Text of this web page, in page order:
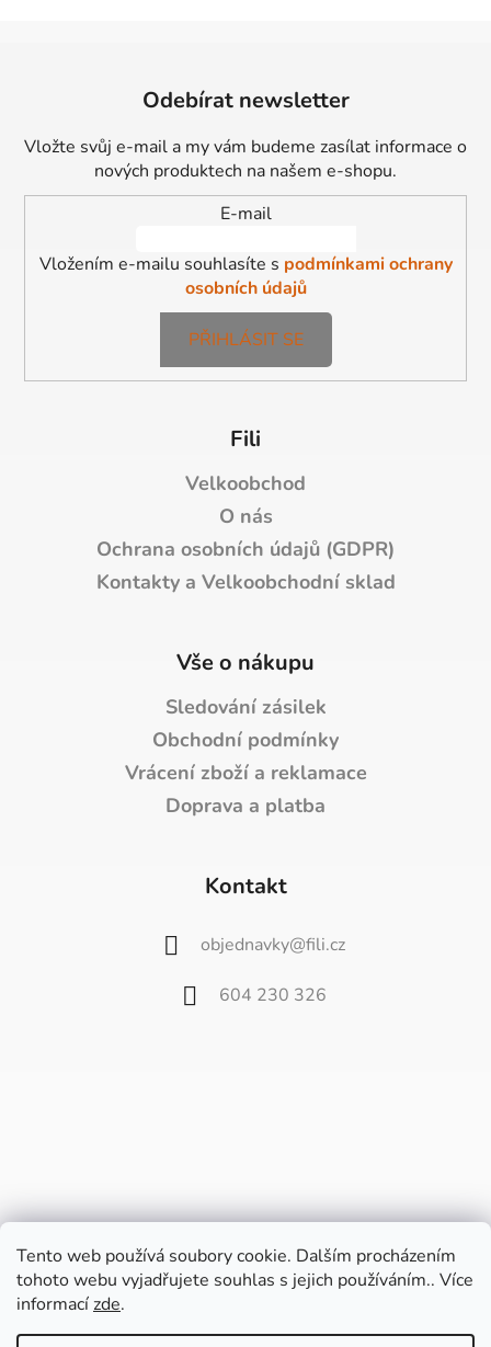
Tento web používá soubory cookie. Dalším procházením
tohoto webu vyjadřujete souhlas s jejich používáním.. Více
informacízde.
Vážení zákazníci,
Odebírat newsletter
Vložte svůj e-mail a my vám budeme zasílat informace o
nových produktech na našem e-shopu.
E-mail
Vložením e-mailu souhlasíte s podmínkami ochrany
osobních údajů
PŘIHLÁSIT SE
Fili
Velkoobchod
O nás
Ochrana osobních údajů (GDPR)
Kontakty a Velkoobchodní sklad
Vše o nákupu
Sledování zásilek
Obchodní podmínky
Vrácení zboží a reklamace
Doprava a platba
Kontakt
objednavky@fili.cz
604 230 326